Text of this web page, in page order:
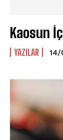
Kaosun
YAZILAR 14/